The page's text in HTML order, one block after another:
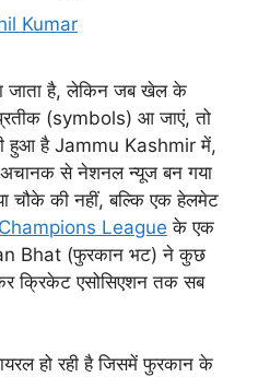
Kumar
जाता है, लेकिन जब खेल के
प्रतीक (symbols) आ जाएं, तो
हुआ है Jammu Kashmir में,
से नेशनल न्यूज बन गया
चौके की नहीं, बल्कि एक हेलमेट
League के एक
Bhat (फुरकान भट) ने कुछ
क्रिकेट एसोसिएशन तक सब
हो रही है जिसमें फुरकान के